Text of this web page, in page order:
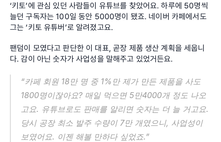
‘키토’에 관심 있던 사람들이 유튜브를 찾았어요. 하루에 50명씩
늘던 구독자는 100일 동안 5000명이 됐죠. 네이버 카페에서도
그는 ‘키토 유튜버’로 알려졌고요.
팬덤이 모였다고 판단한 이 대표, 곧장 제품 생산 계획을 세웁니
다. 감이 아닌 숫자가 사업성을 말해주고 있었거든요.
“카페 회원 18만 명 중 1%만 제가 만든 제품을 사도
1800명이잖아요? 매일 먹으면 5만4000개 정도 나오
고요. 유튜브로도 판매를 알리면 숫자는 더 늘 거고요.
당시 공장 최소 발주 수량이 7만 개였으니, 사업성이
보였어요. 이젠 해볼 만하다 싶었죠.”